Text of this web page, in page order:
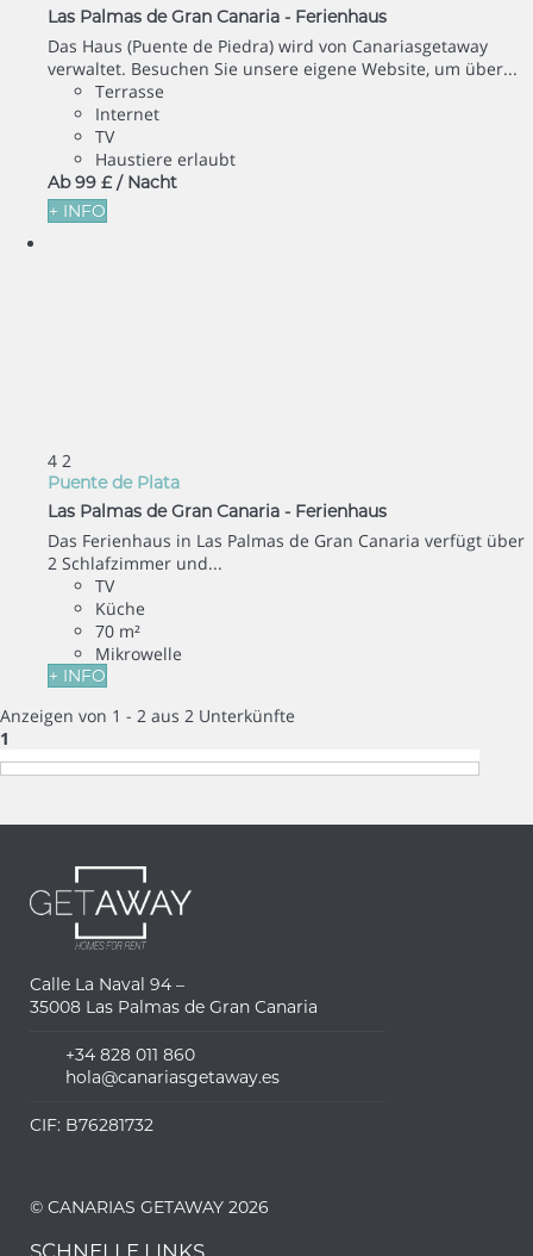
Las Palmas de Gran Canaria - Ferienhaus
Das Haus (Puente de Piedra) wird von Canariasgetaway
verwaltet. Besuchen Sie unsere eigene Website, um über...
Terrasse
Internet
TV
Haustiere erlaubt
Ab 99 £ / Nacht
+ INFO
4 2
Puente de Plata
Las Palmas de Gran Canaria - Ferienhaus
Das Ferienhaus in Las Palmas de Gran Canaria verfügt über
2 Schlafzimmer und...
TV
Küche
70 m²
Mikrowelle
+ INFO
Anzeigen von 1 - 2 aus 2 Unterkünfte
1
Calle La Naval 94 –
35008 Las Palmas de Gran Canaria
+34 828 011 860
hola@canariasgetaway.es
CIF: B76281732
© CANARIAS GETAWAY 2026
SCHNELLE LINKS